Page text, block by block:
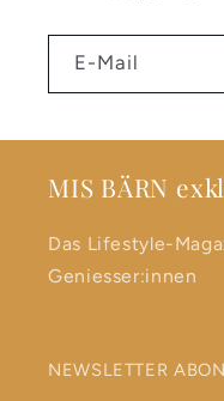
E-Mail
MIS BÄRN
Das Lifestyle-
Geniesser:innen
NEWSLETTER